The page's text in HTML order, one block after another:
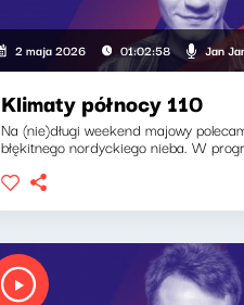
2 maja 2026 01:02:58 Jan
Klimaty północy 110
Na (nie)długi weekend majowy
błękitnego nordyckiego nieba. W